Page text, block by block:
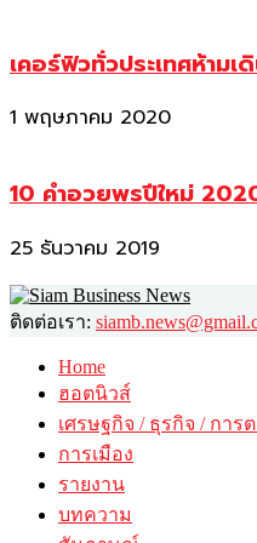
เคอร์ฟิวทั่วประเทศห้าม
1 พฤษภาคม 2020
10 คำอวยพรปีใหม่
25 ธันวาคม 2019
ติดต่อเรา:
Home
ฮอตนิวส์
เศรษฐกิจ / ธุรกิจ / การ
การเมือง
รายงาน
บทความ